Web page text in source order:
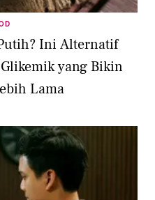
Ini Alternatif
yang Bikin
Lama